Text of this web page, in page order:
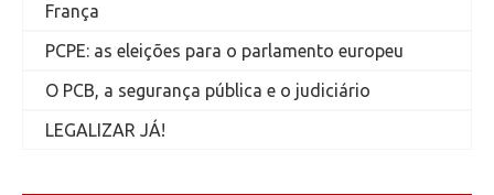
França
PCPE: as eleições para o parlamento europeu
O PCB, a segurança pública e o judiciário
LEGALIZAR JÁ!